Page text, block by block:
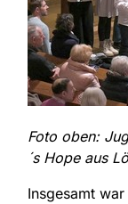
Foto oben:
´s Hope aus
Insgesamt